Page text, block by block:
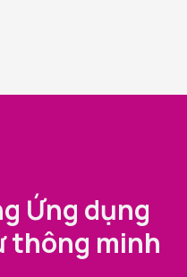
Ứng dụng
thông minh